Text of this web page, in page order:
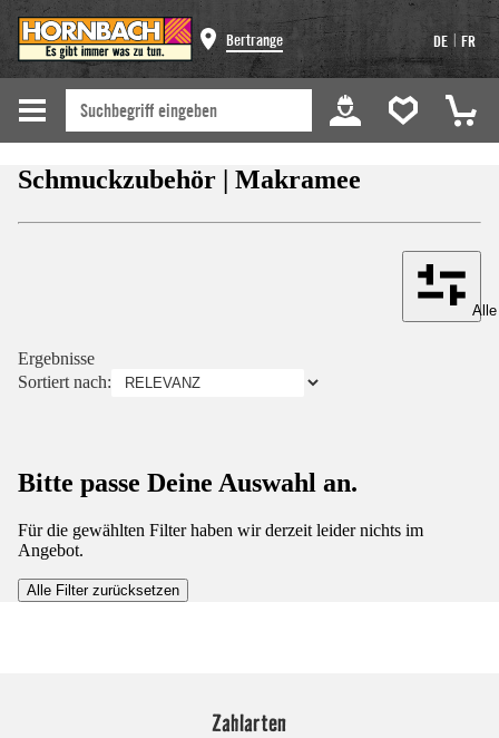
Bertrange DE | FR
Schmuckzubehör | Makramee
Ergebnisse
Sortiert nach:
Bitte passe Deine Auswahl an.
Für die gewählten Filter haben wir derzeit leider nichts im
Angebot.
Alle Filter zurücksetzen
Zahlarten